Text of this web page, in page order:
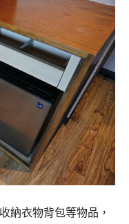
納衣物背包等物品，